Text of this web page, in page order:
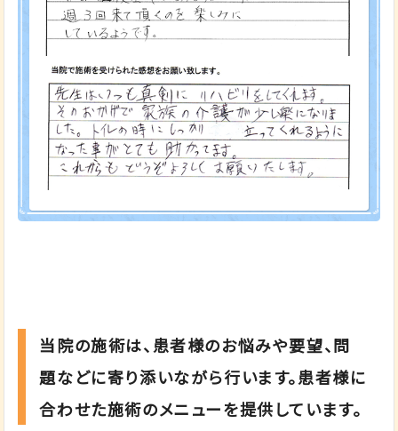
当院の施術は、患者様のお悩みや要望、問
題などに寄り添いながら行います。患者様に
合わせた施術のメニューを提供しています。